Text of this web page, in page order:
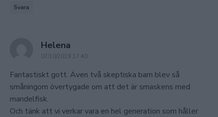
Svara
Helena
07/10/2019 17:40
Fantastiskt gott. Även två skeptiska barn blev så
småningom övertygade om att det är smaskens med
mandelfisk.
Och tänk att vi verkar vara en hel generation som håller